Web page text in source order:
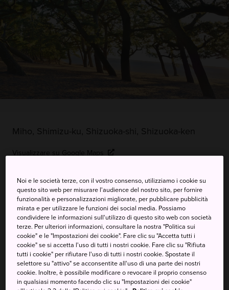
Miho, Shimizu-ku, Shizuoka-shi, Shizuoka-ken
Visualizzare su Google Maps
PAROLE CHIAVE MAPPA
Passeggiare sulla spiaggia di
pini che ha ispirato le classiche
stampe con blocchi di legno
Noi e le società terze, con il vostro consenso, utilizziamo i cookie su
questo sito web per misurare l'audience del nostro sito, per fornire
funzionalità e personalizzazioni migliorate, per pubblicare pubblicità
mirata e per utilizzare le funzioni dei social media. Possiamo
condividere le informazioni sull'utilizzo di questo sito web con società
terze. Per ulteriori informazioni, consultare la nostra "Politica sui
cookie" e le "Impostazioni dei cookie". Fare clic su "Accetta tutti i
cookie" se si accetta l'uso di tutti i nostri cookie. Fare clic su "Rifiuta
tutti i cookie" per rifiutare l'uso di tutti i nostri cookie. Spostate il
selettore su "attivo" se acconsentite all'uso di una parte dei nostri
cookie. Inoltre, è possibile modificare o revocare il proprio consenso
in qualsiasi momento facendo clic su "Impostazioni dei cookie"